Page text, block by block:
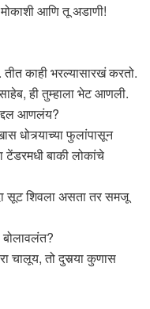
आणि तू अडाणी!
काही भरल्यासारखं करतो.
ही तुम्हाला भेट आणली.
आणलंय?
धोत्र्याच्या फुलांपासून
टेंडरमधी बाकी लोकांचे
सूट शिवला असता तर समजू
बोलावलंत?
चालूय, तो दुसर्‍या कुणास